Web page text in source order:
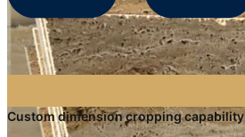
Custom dimension cropping capability